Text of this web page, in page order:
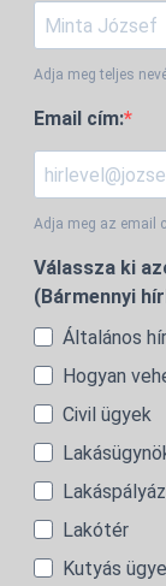
Adja meg teljes
Email cím:
Adja meg az email
Válassza ki
(Bármennyi
Általános
Hogyan
Civil ügyek
Lakótér
Kutyás